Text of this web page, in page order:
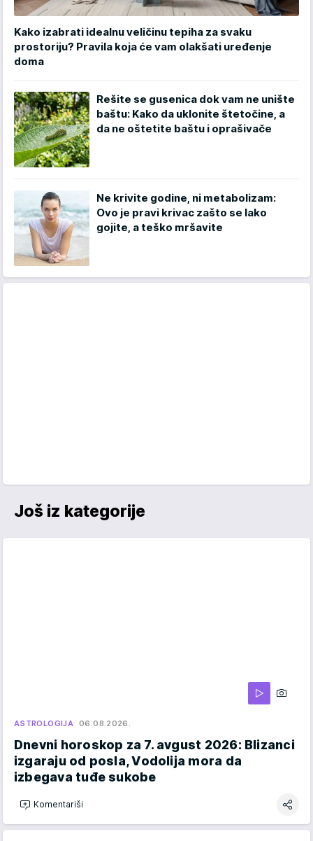
Kako izabrati idealnu veličinu tepiha za svaku
prostoriju? Pravila koja će vam olakšati uređenje
doma
Rešite se gusenica dok vam ne unište
baštu: Kako da uklonite štetočine, a
da ne oštetite baštu i oprašivače
Ne krivite godine, ni metabolizam:
Ovo je pravi krivac zašto se lako
gojite, a teško mršavite
Još iz kategorije
ASTROLOGIJA 06.08.2026.
Dnevni horoskop za 7. avgust 2026: Blizanci
izgaraju od posla, Vodolija mora da
izbegava tuđe sukobe
Komentariši